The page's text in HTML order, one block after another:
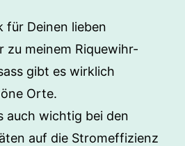
für Deinen lieben
zu meinem Riquewihr-
gibt es wirklich
Orte.
auch wichtig bei den
auf die Stromeffizienz